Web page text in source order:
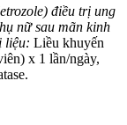
điều trị ung
nữ sau mãn kinh
liệu: Liều khuyến
x 1 lần/ngày,